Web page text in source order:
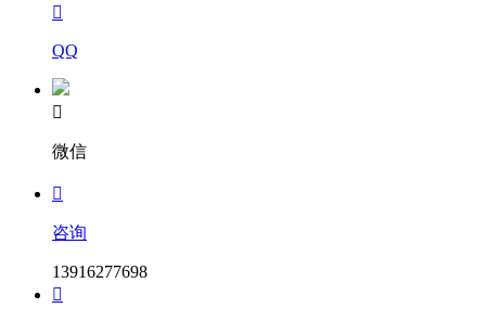

QQ

微信

咨询
13916277698
